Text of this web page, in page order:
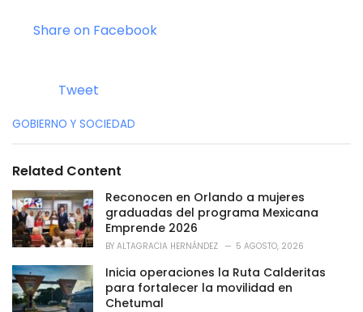
Share on Facebook
Tweet
C
e
o
r
i
e
:
GOBIERNO Y SOCIEDAD
Related Content
Reconocen en Orlando a mujeres
graduadas del programa Mexicana
Emprende 2026
BY ALTAGRACIA HERNÁNDEZ 5 AGOSTO, 2026
Inicia operaciones la Ruta Calderitas
para fortalecer la movilidad en
Chetumal